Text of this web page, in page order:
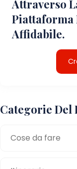
Attraverso
Piattaforma
Affidabile.
Categorie Del
Cose da fare